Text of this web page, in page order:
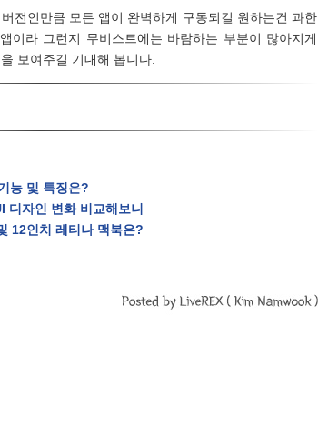
전인만큼 모든 앱이 완벽하게 구동되길 원하는건 과한
이라 그런지 무비스트에는 바람하는 부분이 많아지게
보여주길 기대해 봅니다.
능 및 특징은?
디자인 변화 비교해보니
12인치 레티나 맥북은?